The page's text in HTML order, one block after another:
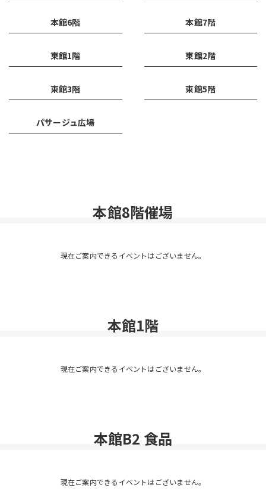
本館6階 本館7階
東館1階 東館2階
東館3階 東館5階
パサージュ広場
本館8階催場
現在ご案内できるイベントはございません。
本館1階
現在ご案内できるイベントはございません。
本館B2 食品
現在ご案内できるイベントはございません。